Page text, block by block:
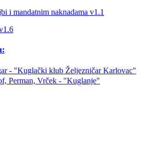
i mandatnim naknadama v1.1
- "Kuglački klub Željezničar Karlovac"
Perman, Vrček - "Kuglanje"